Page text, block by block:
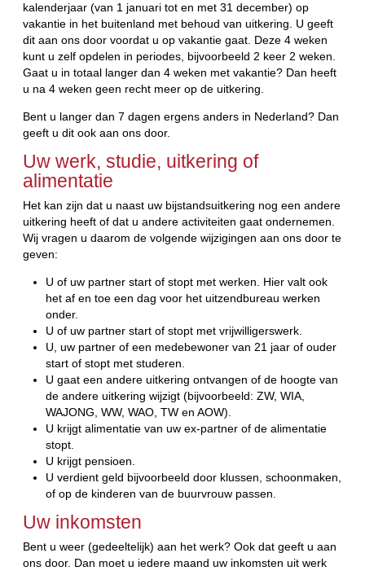
kalenderjaar (van 1 januari tot en met 31 december) op
vakantie in het buitenland met behoud van uitkering. U geeft
dit aan ons door voordat u op vakantie gaat. Deze 4 weken
kunt u zelf opdelen in periodes, bijvoorbeeld 2 keer 2 weken.
Gaat u in totaal langer dan 4 weken met vakantie? Dan heeft
u na 4 weken geen recht meer op de uitkering.
Bent u langer dan 7 dagen ergens anders in Nederland? Dan
geeft u dit ook aan ons door.
Uw werk, studie, uitkering of
alimentatie
Het kan zijn dat u naast uw bijstandsuitkering nog een andere
uitkering heeft of dat u andere activiteiten gaat ondernemen.
Wij vragen u daarom de volgende wijzigingen aan ons door te
geven:
U of uw partner start of stopt met werken. Hier valt ook
het af en toe een dag voor het uitzendbureau werken
onder.
U of uw partner start of stopt met vrijwilligerswerk.
U, uw partner of een medebewoner van 21 jaar of ouder
start of stopt met studeren.
U gaat een andere uitkering ontvangen of de hoogte van
de andere uitkering wijzigt (bijvoorbeeld: ZW, WIA,
WAJONG, WW, WAO, TW en AOW).
U krijgt alimentatie van uw ex-partner of de alimentatie
stopt.
U krijgt pensioen.
U verdient geld bijvoorbeeld door klussen, schoonmaken,
of op de kinderen van de buurvrouw passen.
Uw inkomsten
Bent u weer (gedeeltelijk) aan het werk? Ook dat geeft u aan
ons door. Dan moet u iedere maand uw inkomsten uit werk